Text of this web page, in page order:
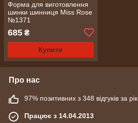
Форма для виготовлення
шинки шинниця Miss Rose
№1371
685 ₴
Купити
Про нас
97% позитивних з 348 відгуків за рік
Працює з 14.04.2013